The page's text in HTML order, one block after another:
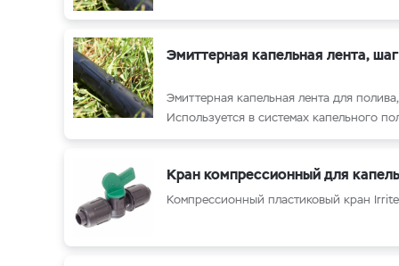
Эмиттерная капельная лента,
Эмиттерная капельная лента для
Используется в системах капельного
Кран компрессионный для
Компрессионный пластиковый кран